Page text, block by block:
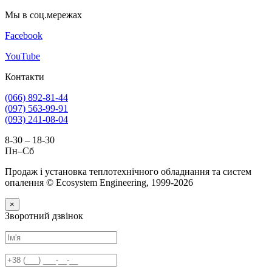
Мы в соц.мережах
Facebook
YouTube
Контакти
(066) 892-81-44
(097) 563-99-91
(093) 241-08-04
8-30 – 18-30
Пн–Сб
Продаж і установка теплотехнічного обладнання та систем
опалення © Ecosystem Engineering, 1999-2026
×
Зворотний дзвінок